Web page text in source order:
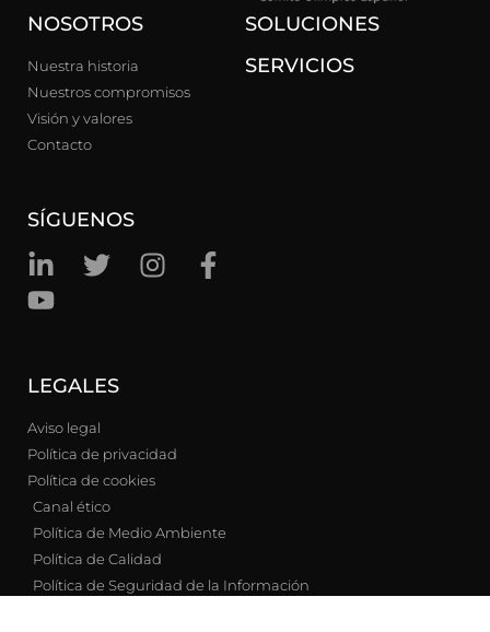
NOSOTROS
Nuestra historia
Nuestros compromisos
Visión y valores
Contacto
SÍGUENOS
SOLUCIONES
SERVICIOS
LEGALES
Aviso legal
Política de privacidad
Política de cookies
Canal ético
Política de Medio Ambiente
Política de Calidad
Política de Seguridad de la Información